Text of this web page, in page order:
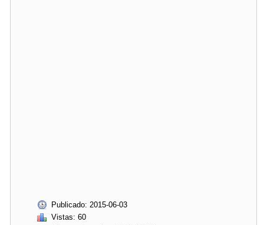
Publicado: 2015-06-03
Vistas: 60